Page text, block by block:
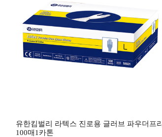
유한킴벌리 라텍스 진로용 글러브 파우더프리
100매1카톤